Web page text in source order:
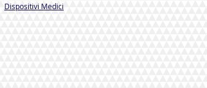
Dispositivi Medici